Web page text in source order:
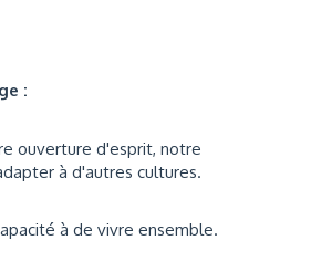
:
ouverture d'esprit, notre
à d'autres cultures.
à de vivre ensemble.